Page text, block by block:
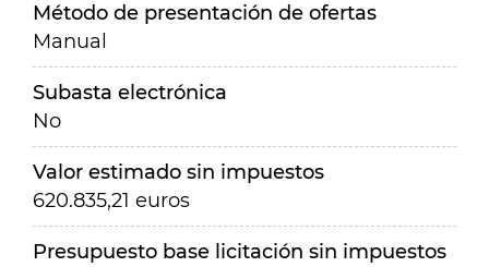
Método de presentación de ofertas
Manual
Subasta electrónica
No
Valor estimado sin impuestos
620.835,21 euros
Presupuesto base licitación sin impuestos